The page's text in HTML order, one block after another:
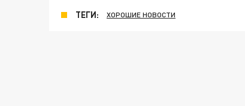
ТЕГИ: ХОРОШИЕ НОВОСТИ